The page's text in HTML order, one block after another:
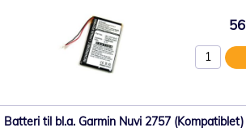
Batteri til bl.a. Garmin Nuvi 2757 (Kompatiblet)